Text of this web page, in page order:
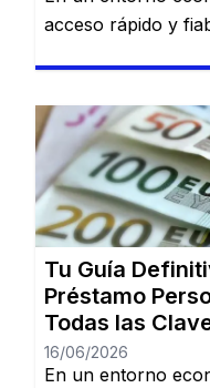
acceso rápido y
largamente
adecuada sobre
marcar la
los mejores
español: Dineti,
Cofidis, […]
Tu Guía
Préstamo
Todas las
16/06/2026
En un entorno